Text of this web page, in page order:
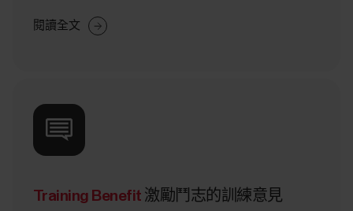
閱讀全文
Training Benefit 激勵鬥志的訓練意見